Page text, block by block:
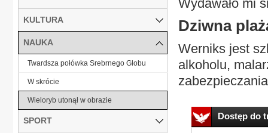
Wydawało mi
Dziwna
Werniks jest
alkoholu,
Dostęp do
KULTURA
NAUKA
Twardsza połówka Srebrnego Globu
W skrócie
Wieloryb utonął w obrazie
SPORT